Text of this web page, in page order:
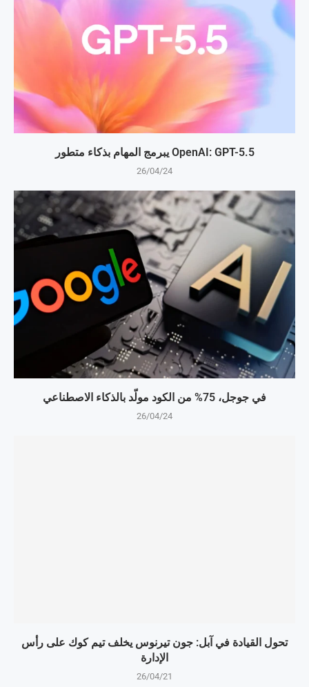
OpenAI: GPT-5.5 يبرمج المهام بذكاء متطور
26/04/24
في جوجل، 75% من الكود مولّد بالذكاء الاصطناعي
26/04/24
تحول القيادة في آبل: جون تيرنوس يخلف تيم كوك على رأس
الإدارة
26/04/21